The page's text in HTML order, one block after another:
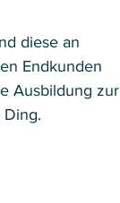
diese an
Endkunden
Ausbildung zur
Ding.